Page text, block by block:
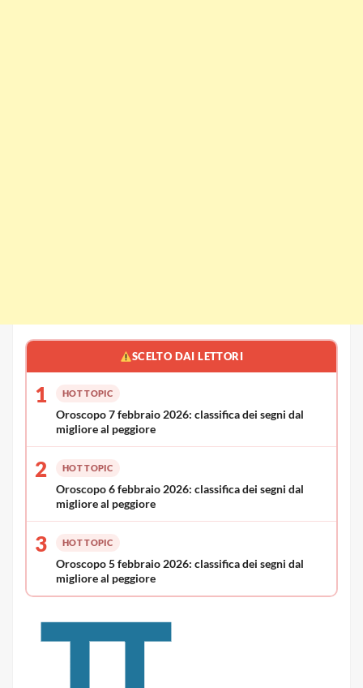
SCELTO DAI LETTORI
1 HOT TOPIC
Oroscopo 7 febbraio 2026: classifica dei segni dal
migliore al peggiore
2 HOT TOPIC
Oroscopo 6 febbraio 2026: classifica dei segni dal
migliore al peggiore
3 HOT TOPIC
Oroscopo 5 febbraio 2026: classifica dei segni dal
migliore al peggiore